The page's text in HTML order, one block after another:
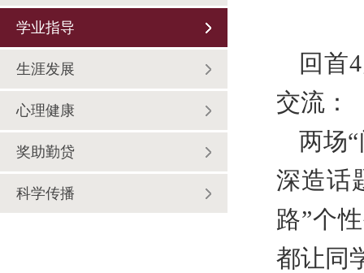
学业指导
生涯发展
心理健康
奖助勤贷
科学传播
回首4
交流：
两场
深造话
路”个
都让同